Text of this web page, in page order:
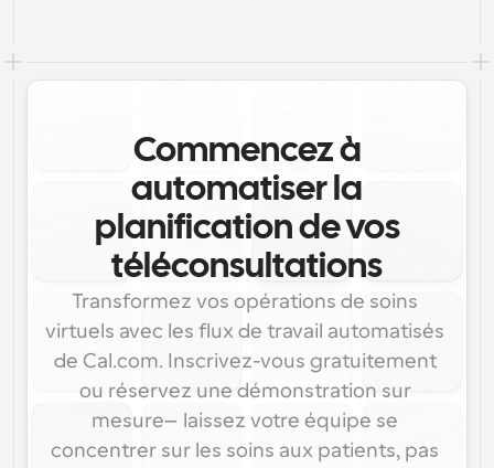
Commencez à
automatiser la
planification de vos
téléconsultations
Transformez vos opérations de soins
virtuels avec les flux de travail automatisés
de Cal.com. Inscrivez-vous gratuitement
ou réservez une démonstration sur
mesure—laissez votre équipe se
concentrer sur les soins aux patients, pas